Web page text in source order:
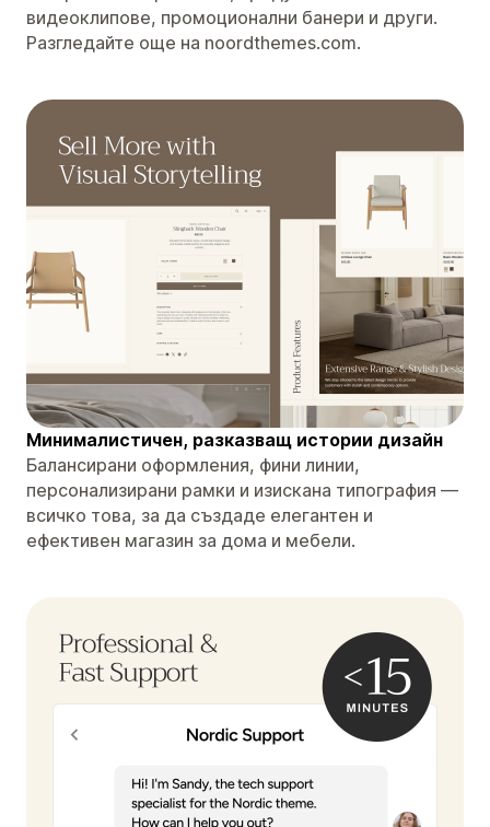
видеоклипове, промоционални банери и други.
Разгледайте още на noordthemes.com.
Минималистичен, разказващ истории дизайн
Балансирани оформления, фини линии,
персонализирани рамки и изискана типография —
всичко това, за да създаде елегантен и
ефективен магазин за дома и мебели.